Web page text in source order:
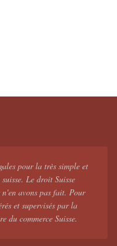
pour la très simple et
Le droit Suisse
avons pas fait. Pour
et supervisés par la
du commerce Suisse.